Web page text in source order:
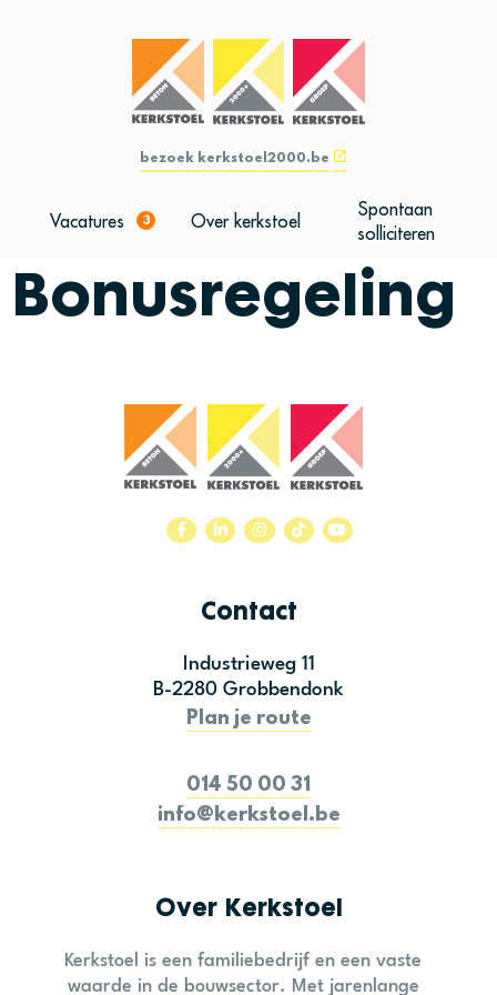
bezoek kerkstoel2000.be
Vacatures 3 Over kerkstoel
Spontaan
solliciteren
Bonusregeling
Contact
Industrieweg 11
B-2280 Grobbendonk
Plan je route
014 50 00 31
info@kerkstoel.be
Over Kerkstoel
Kerkstoel is een familiebedrijf en een vaste
waarde in de bouwsector. Met jarenlange